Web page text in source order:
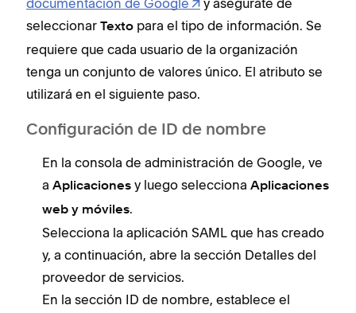
documentación de Google
y asegúrate de
seleccionar Texto para el tipo de información. Se
requiere que cada usuario de la organización
tenga un conjunto de valores único. El atributo se
utilizará en el siguiente paso.
Configuración de ID de nombre
En la consola de administración de Google, ve
a Aplicaciones y luego selecciona Aplicaciones
web y móviles.
Selecciona la aplicación SAML que has creado
y, a continuación, abre la sección Detalles del
proveedor de servicios.
En la sección ID de nombre, establece el